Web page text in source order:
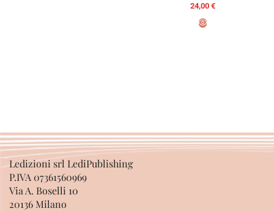
24,00 €
Ledizioni srl LediPublishing
P.IVA 07361560969
Via A. Boselli 10
20136 Milano